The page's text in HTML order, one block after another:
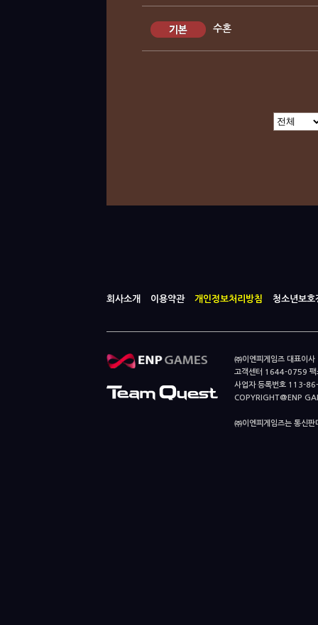
수혼
회사소개 이용약관 개인정보처리방침 청소년보호
㈜이엔피게임즈 대표이
고객센터 1644-0759
사업자 등록번호 113-
COPYRIGHT@ENP
㈜이엔피게임즈는 통신판